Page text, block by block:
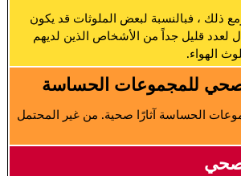
ذلك ، فبالنسبة لبعض الملوثات قد يكون
قليل جداً من الأشخاص الذين لديهم
الهواء.
للمجموعات الحساسة
الحساسة آثارًا صحية. من غير المحتمل